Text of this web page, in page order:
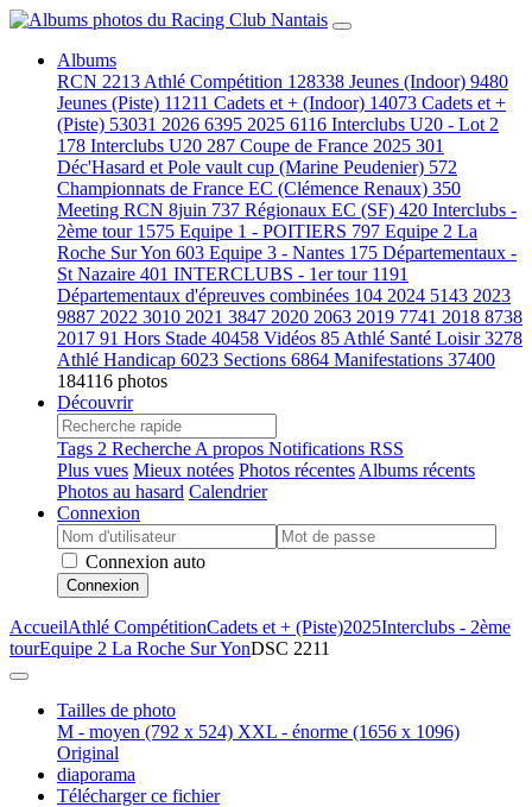
Albums
RCN 2213 Athlé Compétition 128338 Jeunes (Indoor) 9480
Jeunes (Piste) 11211 Cadets et + (Indoor) 14073 Cadets et +
(Piste) 53031 2026 6395 2025 6116 Interclubs U20 - Lot 2
178 Interclubs U20 287 Coupe de France 2025 301
Déc'Hasard et Pole vault cup (Marine Peudenier) 572
Championnats de France EC (Clémence Renaux) 350
Meeting RCN 8juin 737 Régionaux EC (SF) 420 Interclubs -
2ème tour 1575 Equipe 1 - POITIERS 797 Equipe 2 La
Roche Sur Yon 603 Equipe 3 - Nantes 175 Départementaux -
St Nazaire 401 INTERCLUBS - 1er tour 1191
Départementaux d'épreuves combinées 104 2024 5143 2023
9887 2022 3010 2021 3847 2020 2063 2019 7741 2018 8738
2017 91 Hors Stade 40458 Vidéos 85 Athlé Santé Loisir3278
Athlé Handicap 6023 Sections 6864 Manifestations 37400
184116 photos
Découvrir
Tags 2 Recherche A propos Notifications RSS
Plus vues Mieux notées Photos récentes Albums récents
Photos au hasard Calendrier
Connexion
Connexion auto
Connexion
AccueilAthlé CompétitionCadets et + (Piste)2025Interclubs - 2ème
tourEquipe 2 La Roche Sur YonDSC 2211
Tailles de photo
M - moyen (792 x 524) XXL - énorme (1656 x 1096)
Original
diaporama
Télécharger ce fichier